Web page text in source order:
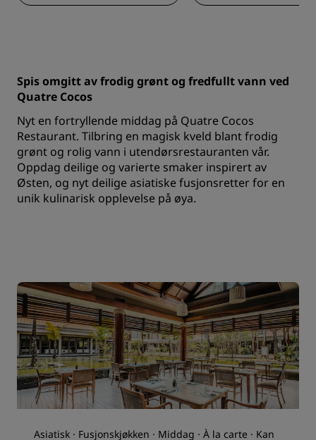
Spis omgitt av frodig grønt og fredfullt vann ved
Quatre Cocos
Nyt en fortryllende middag på Quatre Cocos
Restaurant. Tilbring en magisk kveld blant frodig
grønt og rolig vann i utendørsrestauranten vår.
Oppdag deilige og varierte smaker inspirert av
Østen, og nyt deilige asiatiske fusjonsretter for en
unik kulinarisk opplevelse på øya.
Asiatisk · Fusjonskjøkken · Middag · À la carte · Kan